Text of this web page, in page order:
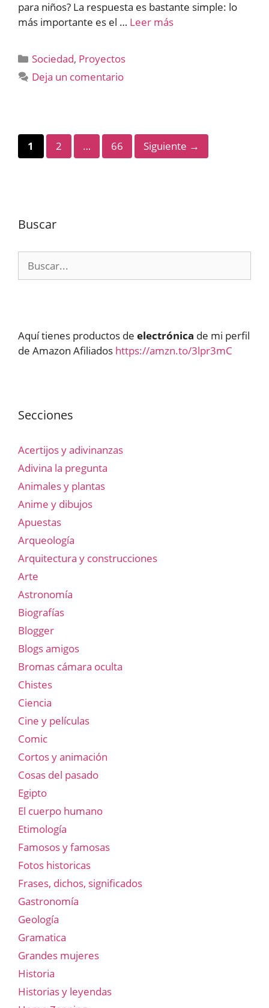
para niños? La respuesta es bastante simple: lo
más importante es el … Leer más
Categorías
Sociedad, Proyectos
Deja un comentario
Página
1 Página
2 … Página
66 Siguiente →
Buscar
Aquí tienes productos de electrónica de mi perfil
de Amazon Afiliados https://amzn.to/3lpr3mC
Secciones
Acertijos y adivinanzas
Adivina la pregunta
Animales y plantas
Anime y dibujos
Apuestas
Arqueología
Arquitectura y construcciones
Arte
Astronomía
Biografías
Blogger
Blogs amigos
Bromas cámara oculta
Chistes
Ciencia
Cine y películas
Comic
Cortos y animación
Cosas del pasado
Egipto
El cuerpo humano
Etimología
Famosos y famosas
Fotos historicas
Frases, dichos, significados
Gastronomía
Geología
Gramatica
Grandes mujeres
Historia
Historias y leyendas